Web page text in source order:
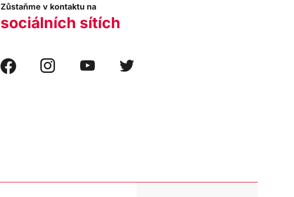
Zůstaňme v kontaktu na
sociálních sítích